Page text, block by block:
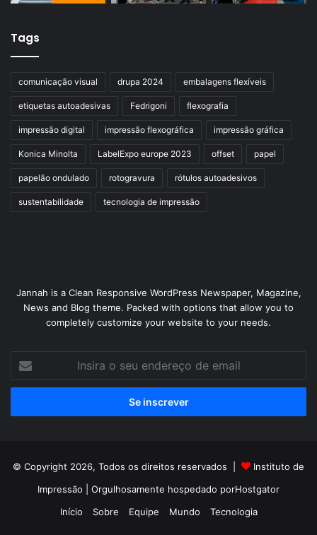
Tags
comunicação visual drupa 2024 embalagens flexíveis
etiquetas autoadesivas Fedrigoni flexografia
impressão digital impressão flexográfica impressão gráfica
Konica Minolta LabelExpo europe 2023 offset papel
papelão ondulado rotogravura rótulos autoadesivos
sustentabilidade tecnologia de impressão
Jannah is a Clean Responsive WordPress Newspaper, Magazine,
News and Blog theme. Packed with options that allow you to
completely customize your website to your needs.
seu
de
© Copyright 2026, Todos os direitos reservados |
Instituto de
Impressão | Orgulhosamente hospedado porHostgator
Início
Sobre Equipe Mundo Tecnologia